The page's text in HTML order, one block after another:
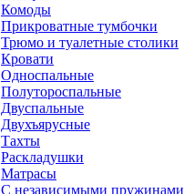
Комоды
Прикроватные тумбочки
Трюмо и туалетные столики
Кровати
Односпальные
Полутороспальные
Двуспальные
Двухъярусные
Тахты
Раскладушки
Матрасы
С независимыми пружинами